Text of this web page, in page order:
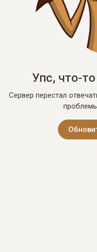
Упс, что-
Сервер перестал